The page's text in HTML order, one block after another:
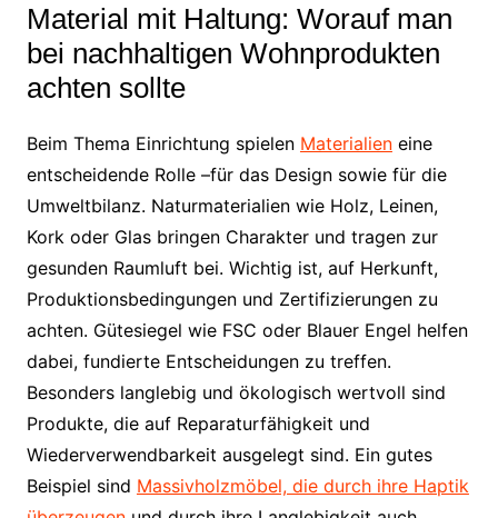
Material mit Haltung: Worauf man
bei nachhaltigen Wohnprodukten
achten sollte
Beim Thema Einrichtung spielen Materialieneine
entscheidende Rolle –für das Design sowie für die
Umweltbilanz. Naturmaterialien wie Holz, Leinen,
Kork oder Glas bringen Charakter und tragen zur
gesunden Raumluft bei. Wichtig ist, auf Herkunft,
Produktionsbedingungen und Zertifizierungen zu
achten. Gütesiegel wie FSC oder Blauer Engel helfen
dabei, fundierte Entscheidungen zu treffen.
Besonders langlebig und ökologisch wertvoll sind
Produkte, die auf Reparaturfähigkeit und
Wiederverwendbarkeit ausgelegt sind. Ein gutes
Beispiel sind Massivholzmöbel, die durch ihre Haptik